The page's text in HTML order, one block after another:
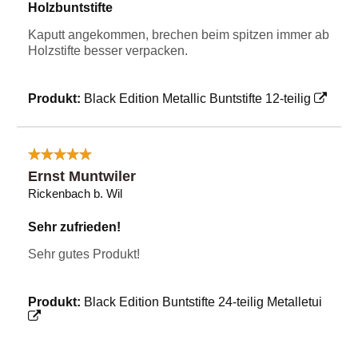
Holzbuntstifte
Kaputt angekommen, brechen beim spitzen immer ab
Holzstifte besser verpacken.
Produkt: Black Edition Metallic Buntstifte 12-teilig
Ernst Muntwiler
Rickenbach b. Wil
Sehr zufrieden!
Sehr gutes Produkt!
Produkt: Black Edition Buntstifte 24-teilig Metalletui